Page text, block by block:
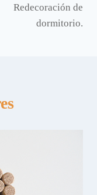
Redecoración de
dormitorio.